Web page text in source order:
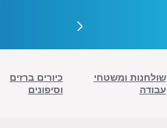
שולחנות ומשטחי
עבודה
כיורים ברזים
וסיפונים